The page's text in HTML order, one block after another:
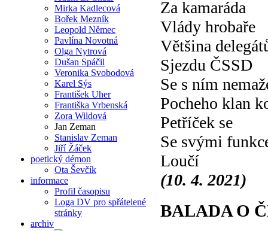
Mirka Kadlecová
Bořek Mezník
Leopold Němec
Pavlína Novotná
Olga Nytrová
Dušan Spáčil
Veronika Svobodová
Karel Sýs
František Uher
Františka Vrbenská
Zora Wildová
Jan Zeman
Stanislav Zeman
Jiří Žáček
poetický démon
Ota Ševčík
informace
Profil časopisu
Loga DV pro spřátelené
stránky
archiv
Za kamaráda
Vlády hrobaře
Většina
Sjezdu ČSSD
Se s ním
Pocheho klan
Petříček se
Se svými
Loučí
(10. 4. 2021)
BALADA O